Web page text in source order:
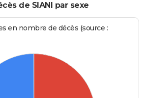
de SIANI par sexe
en nombre de décès (source :